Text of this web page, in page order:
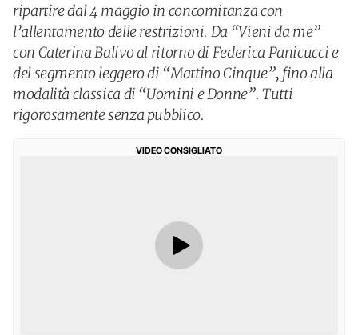
ripartire dal 4 maggio in concomitanza con
l’allentamento delle restrizioni. Da “Vieni da me”
con Caterina Balivo al ritorno di Federica Panicucci e
del segmento leggero di “Mattino Cinque”, fino alla
modalità classica di “Uomini e Donne”. Tutti
rigorosamente senza pubblico.
VIDEO CONSIGLIATO